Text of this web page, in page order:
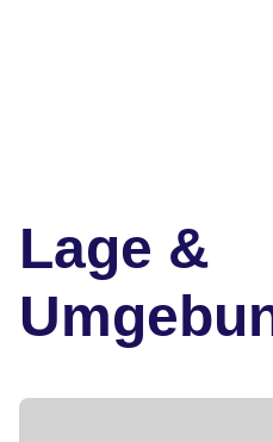
Lage &